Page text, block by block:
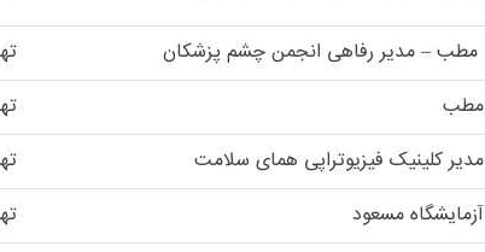
مطب – مدیر رفاهی انجمن چشم پزشکان
مطب
مدیر کلینیک فیزیوتراپی همای سلامت
آزمایشگاه مسعود